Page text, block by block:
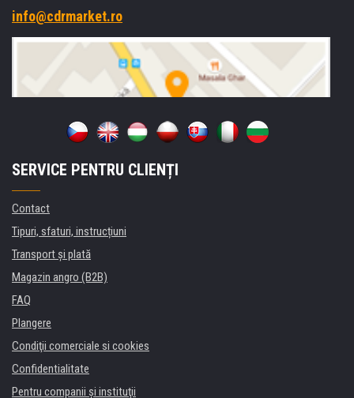
info@cdrmarket.ro
SERVICE PENTRU CLIENȚI
Contact
Tipuri, sfaturi, instrucțiuni
Transport şi plată
Magazin angro (B2B)
FAQ
Plangere
Condiţii comerciale si cookies
Confidentialitate
Pentru companii și instituţii